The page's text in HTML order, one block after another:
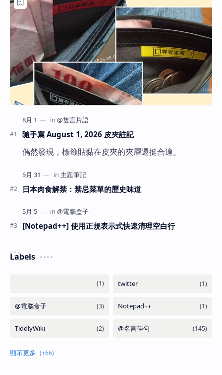
隨手寫 August 1, 2026 皮夾註記
偶然發現，標籤貼黏在皮夾的夾層還挺合適。
日本肉食解禁：禁忌菜單的歷史味道
[Notepad++] 使用正規表示式快速清理空白行
Labels